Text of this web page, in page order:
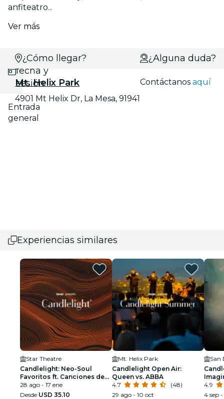
anfiteatro...
Ver más
Selecciona
fecha y
sesión
Entrada
general
¿Cómo llegar?
Mt. Helix Park
4901 Mt Helix Dr, La Mesa, 91941
¿Alguna duda?
Contáctanosaquí
Experiencias similares
Star Theatre
Candlelight: Neo-Soul
Favoritos ft. Canciones de
Prince, Childish Gambino y
Más
28 ago - 17 ene
Desde USD 35.10
Mt. Helix Park
Candlelight Open Air:
Queen vs. ABBA
4.7
(48)
29 ago - 10 oct
4.9
4 sep -